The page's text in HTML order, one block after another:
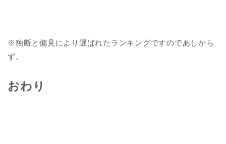
※独断と偏見により選ばれたランキングですのであしから
ず。
おわり